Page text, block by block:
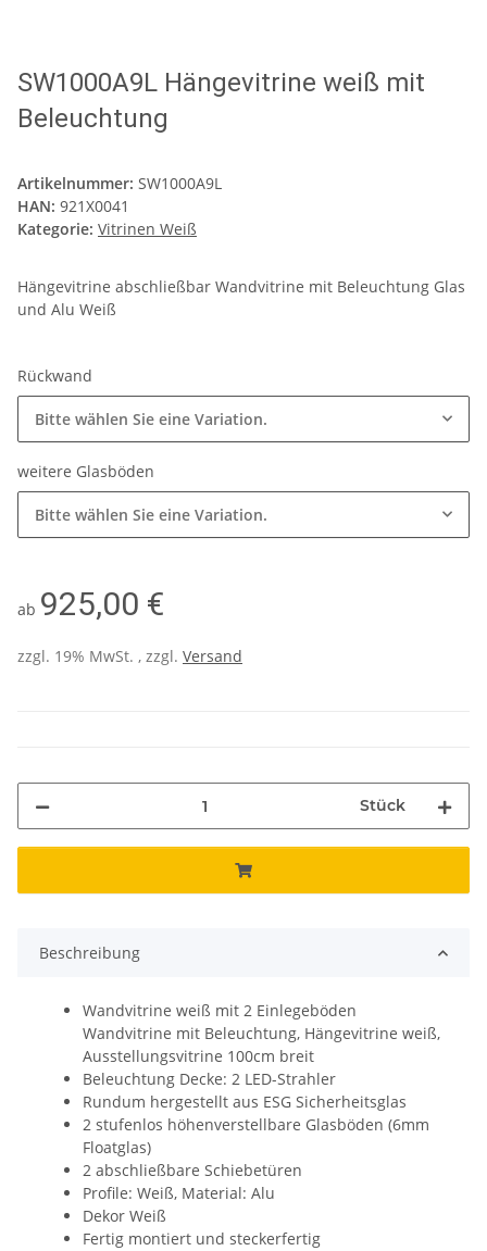
SW1000A9L Hängevitrine weiß mit
Beleuchtung
Artikelnummer: SW1000A9L
HAN: 921X0041
Kategorie: Vitrinen Weiß
Hängevitrine abschließbar Wandvitrine mit Beleuchtung Glas
und Alu Weiß
Rückwand
Bitte wählen Sie eine Variation.
weitere Glasböden
Bitte wählen Sie eine Variation.
ab 925,00 €
zzgl. 19% MwSt. , zzgl. Versand
Stück
Beschreibung
Wandvitrine weiß mit 2 Einlegeböden
Wandvitrine mit Beleuchtung, Hängevitrine weiß,
Ausstellungsvitrine 100cm breit
Beleuchtung Decke: 2 LED-Strahler
Rundum hergestellt aus ESG Sicherheitsglas
2 stufenlos höhenverstellbare Glasböden (6mm
Floatglas)
2 abschließbare Schiebetüren
Profile: Weiß, Material: Alu
Dekor Weiß
Fertig montiert und steckerfertig